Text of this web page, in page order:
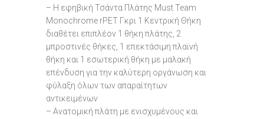
– Η εφηβική Τσάντα Πλάτης Must Team
Monochrome rPET Γκρι 1 Κεντρική Θήκη
διαθέτει επιπλέον 1 θήκη πλάτης, 2
μπροστινές θήκες, 1 επεκτάσιμη πλαϊνή
θήκη και 1 εσωτερική θήκη με μαλακή
επένδυση για την καλύτερη οργάνωση και
φύλαξη όλων των απαραίτητων
αντικειμένων
– Ανατομική πλάτη με ενισχυμένους και